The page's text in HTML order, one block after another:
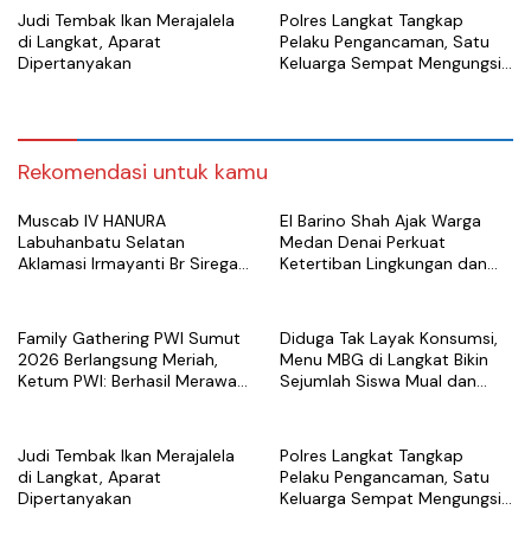
Judi Tembak Ikan Merajalela
di Langkat, Aparat
Dipertanyakan
Polres Langkat Tangkap
Pelaku Pengancaman, Satu
Keluarga Sempat Mengungsi
Rekomendasi untuk kamu
Muscab IV HANURA
Labuhanbatu Selatan
Aklamasi Irmayanti Br Siregar
El Barino Shah Ajak Warga
Medan Denai Perkuat
Ketertiban Lingkungan dan
Family Gathering PWI Sumut
2026 Berlangsung Meriah,
Ketum PWI: Berhasil Merawat
Diduga Tak Layak Konsumsi,
Menu MBG di Langkat Bikin
Sejumlah Siswa Mual dan
Judi Tembak Ikan Merajalela
di Langkat, Aparat
Dipertanyakan
Polres Langkat Tangkap
Pelaku Pengancaman, Satu
Keluarga Sempat Mengungsi